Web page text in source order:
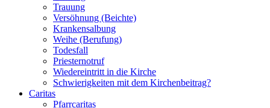
Trauung
Versöhnung (Beichte)
Krankensalbung
Weihe (Berufung)
Todesfall
Priesternotruf
Wiedereintritt in die Kirche
Schwierigkeiten mit dem Kirchenbeitrag?
Caritas
Pfarrcaritas